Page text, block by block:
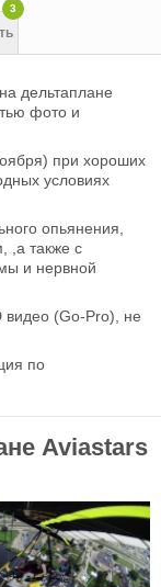
3
дельтаплане
фото и
при хороших
условиях
опьянения,
,а также с
и нервной
видео (Go-Pro), не
по
Aviastars